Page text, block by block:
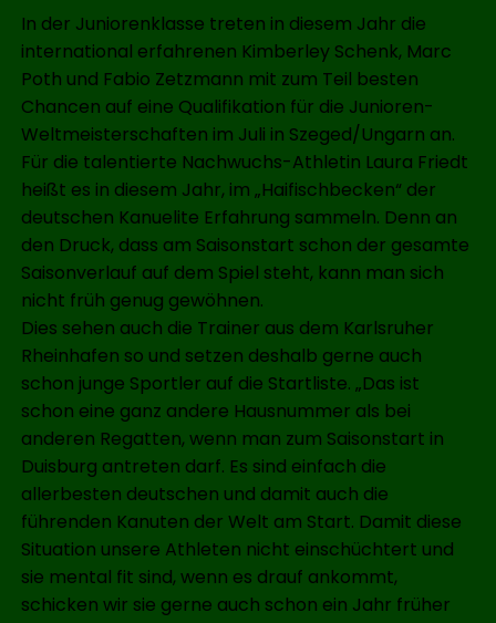
In der Juniorenklasse treten in diesem Jahr die
international erfahrenen Kimberley Schenk, Marc
Poth und Fabio Zetzmann mit zum Teil besten
Chancen auf eine Qualifikation für die Junioren-
Weltmeisterschaften im Juli in Szeged/Ungarn an.
Für die talentierte Nachwuchs-Athletin Laura Friedt
heißt es in diesem Jahr, im „Haifischbecken“ der
deutschen Kanuelite Erfahrung sammeln. Denn an
den Druck, dass am Saisonstart schon der gesamte
Saisonverlauf auf dem Spiel steht, kann man sich
nicht früh genug gewöhnen.
Dies sehen auch die Trainer aus dem Karlsruher
Rheinhafen so und setzen deshalb gerne auch
schon junge Sportler auf die Startliste. „Das ist
schon eine ganz andere Hausnummer als bei
anderen Regatten, wenn man zum Saisonstart in
Duisburg antreten darf. Es sind einfach die
allerbesten deutschen und damit auch die
führenden Kanuten der Welt am Start. Damit diese
Situation unsere Athleten nicht einschüchtert und
sie mental fit sind, wenn es drauf ankommt,
schicken wir sie gerne auch schon ein Jahr früher